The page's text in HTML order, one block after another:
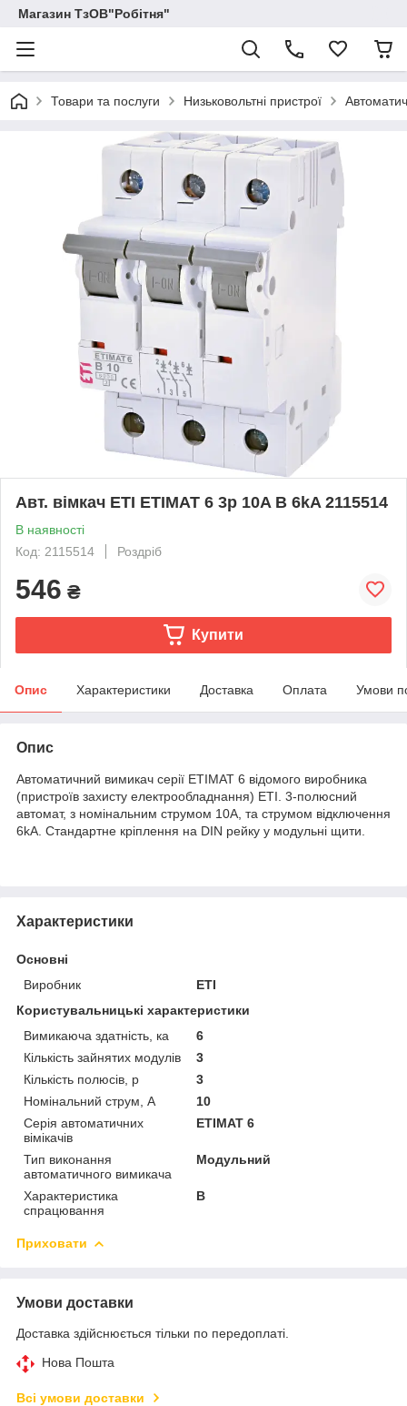
Магазин ТзОВ"Робітня"
Товари та послуги Низьковольтні пристрої
Авт. вімкач ETI ETIMAT 6 3p 10A B 6kA 2115514
В наявності
Код: 2115514
Роздріб
546 ₴
Купити
Опис Характеристики Доставка Оплата Умови
Опис
Автоматичний вимикач серії ETIMAT 6 відомого виробника
(пристроїв захисту електрообладнання) ETI. 3-полюсний
автомат, з номінальним струмом 10A, та струмом відключення
6kA. Стандартне кріплення на DIN рейку у модульні щити.
Характеристики
Основні
Виробник
ETI
Користувальницькі характеристики
Вимикаюча здатність, ка
6
Кількість зайнятих модулів
3
Кількість полюсів, p
3
Номінальний струм, A
10
Серія автоматичних
вімікачів
ETIMAT 6
Тип виконання
автоматичного вимикача
Модульний
Характеристика
спрацювання
B
Приховати
Умови доставки
Доставка здійснюється тільки по передоплаті.
Нова Пошта
Всі умови доставки